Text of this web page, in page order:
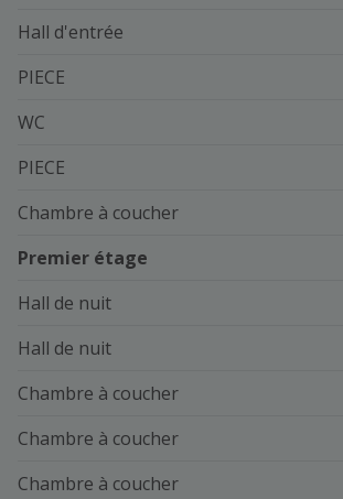
Hall d'entrée
PIECE
WC
PIECE
Chambre à coucher
Premier étage
Hall de nuit
Hall de nuit
Chambre à coucher
Chambre à coucher
Chambre à coucher